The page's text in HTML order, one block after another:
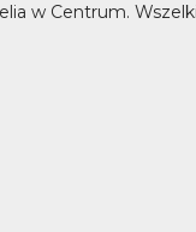
w Centrum.